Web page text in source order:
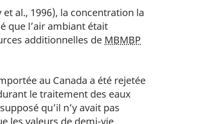
al., 1996), la concentration la
que l’air ambiant était
additionnelles de MBMBP
au Canada a été rejetée
le traitement des eaux
qu’il n’y avait pas
les valeurs de demi-vie